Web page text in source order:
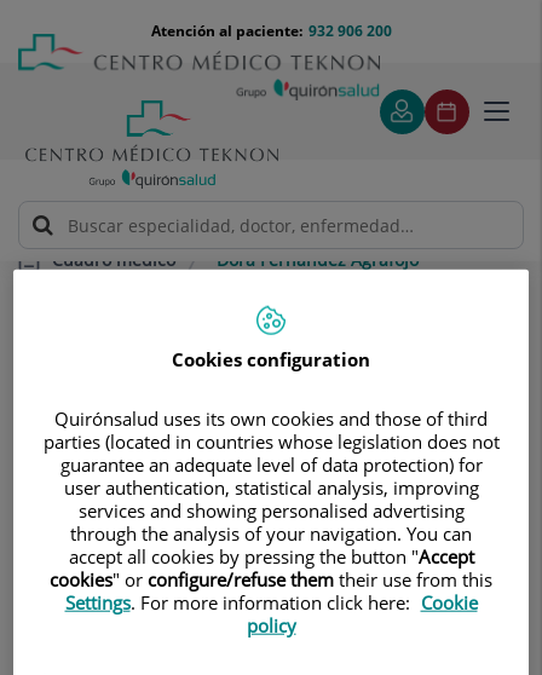
contenido
Menú
teléfono
cabecera
932 906 200
Atención al paciente:
Cuadro médico Dora Fernández Agrafojo
DoraFernández Agrafojo
JEFE/A DE SERVICIO
OFTALMOLOGÍA
Pedir cita
Cookies configuration
Quirónsalud uses its own cookies and those of third
parties (located in countries whose legislation does not
guarantee an adequate level of data protection) for
user authentication, statistical analysis, improving
services and showing personalised advertising
through the analysis of your navigation. You can
accept all cookies by pressing the button "Accept
cookies" or configure/refuse them their use from this
Settings. For more information click here: Cookie
policy